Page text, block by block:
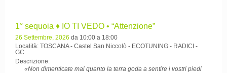
1° sequoia ♦ IO TI VEDO • “Attenzione”
26 Settembre, 2026 da 10:00 a 18:00
Località: TOSCANA - Castel San Niccolò - ECOTUNING - RADICI -
GC
Descrizione:
«Non dimenticate mai quanto la terra goda a sentire i vostri piedi